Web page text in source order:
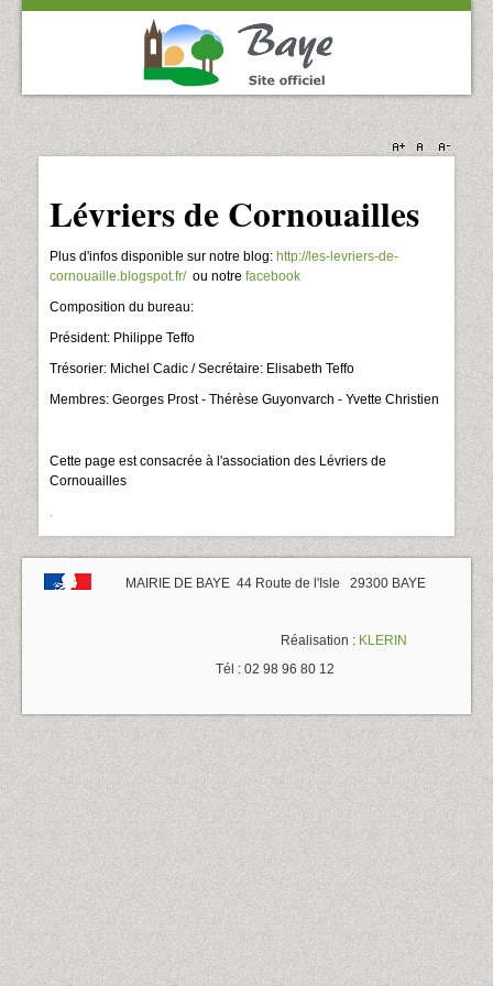
Lévriers de Cornouailles
Plus d'infos disponible sur notre blog: http://les-levriers-de-
cornouaille.blogspot.fr/ou notrefacebook
Composition du bureau:
Président: Philippe Teffo
Trésorier: Michel Cadic / Secrétaire: Elisabeth Teffo
Membres: Georges Prost - Thérèse Guyonvarch - Yvette Christien
Cette page est consacrée à l'association des Lévriers de
Cornouailles
.
MAIRIE DE BAYE 44 Route de l'Isle 29300 BAYE
Réalisation : KLERIN
Tél : 02 98 96 80 12